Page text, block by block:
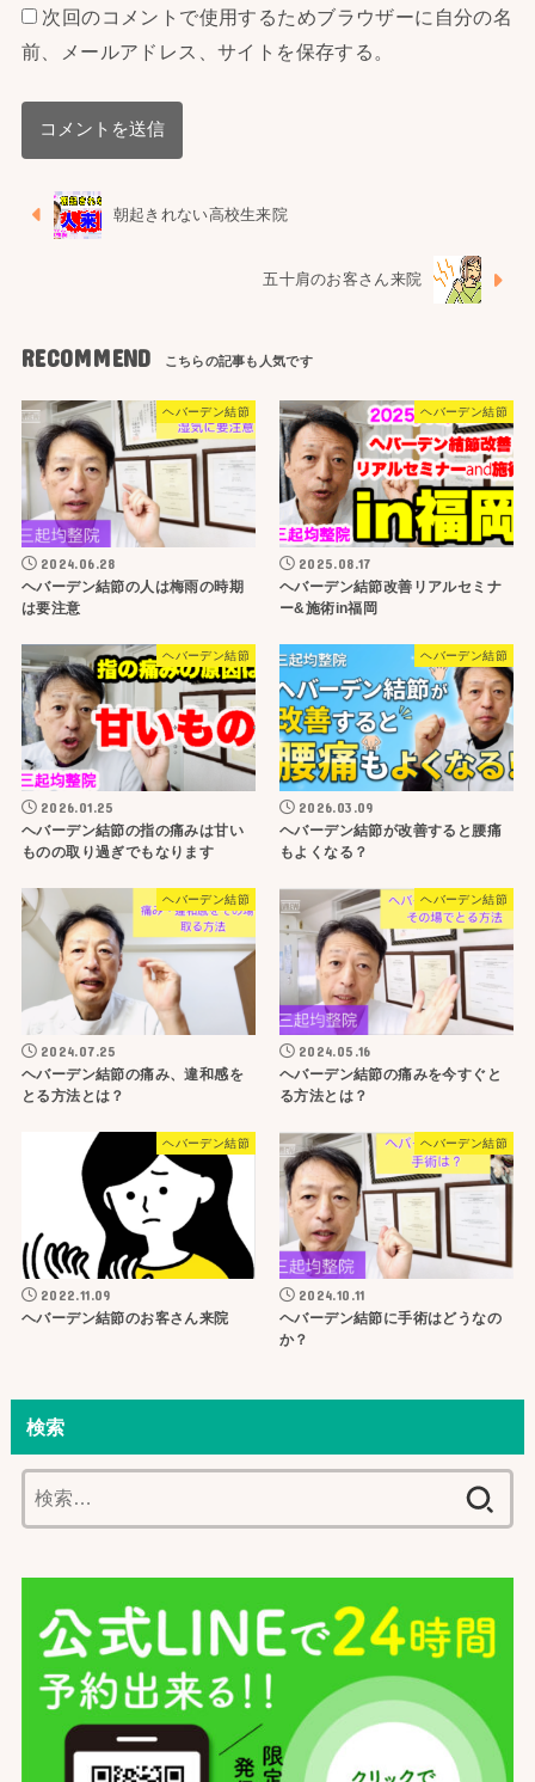
次回のコメントで使用するためブラウザーに自分の名
前、メールアドレス、サイトを保存する。
朝起きれない高校生来院
五十肩のお客さん来院
RECOMMEND
ヘバーデン結節
2024.06.28
ヘバーデン結節の人は梅雨の時期
は要注意
ヘバーデン結節
2025.08.17
ヘバーデン結節改善リアルセミナ
ー&施術in福岡
ヘバーデン結節
2026.01.25
ヘバーデン結節の指の痛みは甘い
ものの取り過ぎでもなります
ヘバーデン結節
2026.03.09
ヘバーデン結節が改善すると腰痛
もよくなる？
ヘバーデン結節
2024.07.25
ヘバーデン結節の痛み、違和感を
とる方法とは？
ヘバーデン結節
2024.05.16
ヘバーデン結節の痛みを今すぐと
る方法とは？
ヘバーデン結節
2022.11.09
ヘバーデン結節のお客さん来院
ヘバーデン結節
2024.10.11
ヘバーデン結節に手術はどうなの
か？
検索
索: